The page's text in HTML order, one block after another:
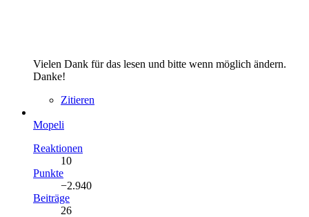
Vielen Dank für das lesen und bitte wenn möglich ändern.
Danke!
Zitieren
Mopeli
Reaktionen
10
Punkte
−2.940
Beiträge
26